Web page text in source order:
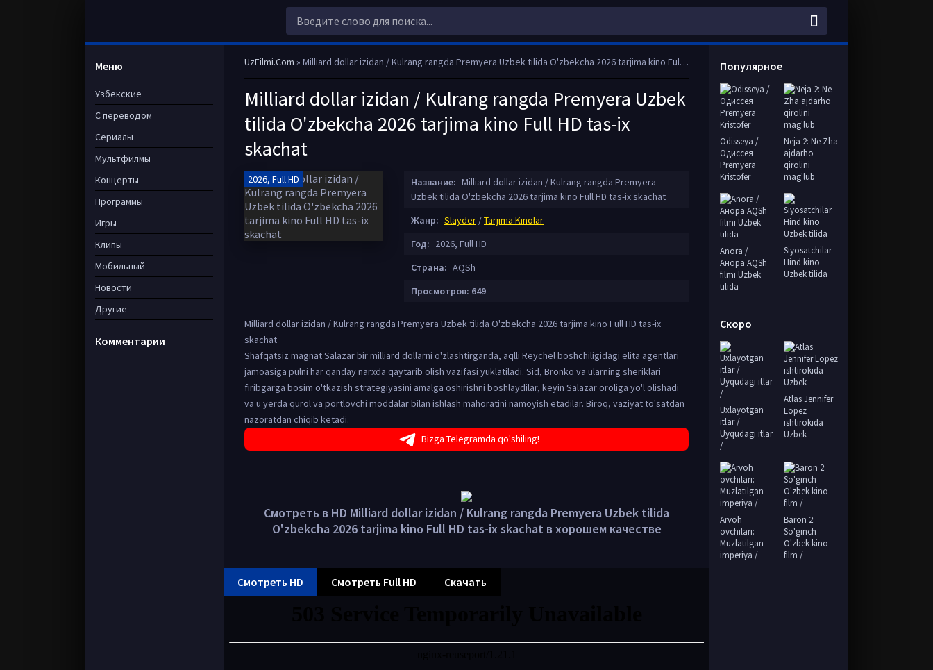
UzFilmi.Com » Milliard dollar izidan / Kulrang rangda Premyera Uzbek tilida O'zbekcha 2026 tarjima kino Full HD tas-ix skachat
Milliard dollar izidan / Kulrang rangda Premyera Uzbek
tilida O'zbekcha 2026 tarjima kino Full HD tas-ix
skachat
2026, Full HD Название: Milliard dollar izidan / Kulrang rangda Premyera
Uzbek tilida O'zbekcha 2026 tarjima kino Full HD tas-ix skachat
Жанр: Slayder /Tarjima Kinolar
Год: 2026, Full HD
Страна: AQSh
Просмотров: 649
Milliard dollar izidan / Kulrang rangda Premyera Uzbek tilida O'zbekcha 2026 tarjima kino Full HD tas-ix
skachat
Shafqatsiz magnat Salazar bir milliard dollarni o'zlashtirganda, aqlli Reychel boshchiligidagi elita agentlari
jamoasiga pulni har qanday narxda qaytarib olish vazifasi yuklatiladi. Sid, Bronko va ularning sheriklari
firibgarga bosim o'tkazish strategiyasini amalga oshirishni boshlaydilar, keyin Salazar oroliga yo'l olishadi
va u yerda qurol va portlovchi moddalar bilan ishlash mahoratini namoyish etadilar. Biroq, vaziyat to'satdan
nazoratdan chiqib ketadi.
Bizga Telegramda qo'shiling!
Смотреть в HD Milliard dollar izidan / Kulrang rangda Premyera Uzbek tilida
O'zbekcha 2026 tarjima kino Full HD tas-ix skachat в хорошем качестве
Смотреть HD Смотреть Full HD Скачать
Меню
Узбекские
С переводом
Сериалы
Мультфилмы
Концерты
Программы
Игры
Клипы
Мобильный
Новости
Другие
Комментарии
Популярное
Odisseya /
Одиссея
Premyera
Kristofer
Neja 2: Ne Zha
ajdarho
qirolini
mag'lub
Anora /
Анора AQSh
filmi Uzbek
tilida
Siyosatchilar
Hind kino
Uzbek tilida
Скоро
Uxlayotgan
itlar /
Uyqudagi itlar
/
Atlas Jennifer
Lopez
ishtirokida
Uzbek
Arvoh
ovchilari:
Muzlatilgan
imperiya /
Baron 2:
So'ginch
O'zbek kino
film /